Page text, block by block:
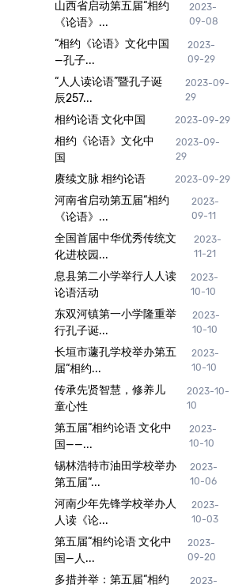
山西省启动第五届“相约
《论语》...
2023-
09-08
“相约《论语》文化中国
—孔子...
2023-
09-29
“人人读论语”暨孔子诞
辰257...
2023-09-
29
相约论语 文化中国 2023-09-29
相约《论语》文化中
国
2023-09-
29
赓续文脉 相约论语 2023-09-29
河南省启动第五届“相约
《论语》...
2023-
09-11
全国首届中华优秀传统文
化进校园...
2023-
11-21
息县第二小学举行人人读
论语活动
2023-
10-10
东双河镇第一小学隆重举
行孔子诞...
2023-
10-10
长垣市蘧孔学校举办第五
届“相约...
2023-
10-10
传承先贤智慧，修养儿
童心性
2023-10-
10
第五届“相约论语 文化中
国——...
2023-
10-10
锡林浩特市油田学校举办
第五届“...
2023-
10-06
河南少年先锋学校举办人
人读《论...
2023-
10-03
第五届“相约论语 文化中
国—人...
2023-
09-20
多措并举：第五届“相约
2023-